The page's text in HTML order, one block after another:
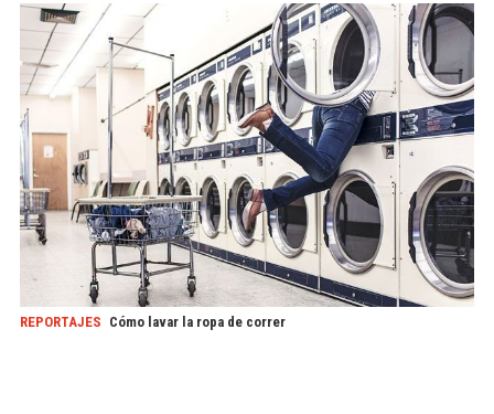
REPORTAJES Cómo lavar la ropa de correr